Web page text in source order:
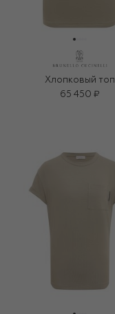
Хлопковый топ
65 450 ₽